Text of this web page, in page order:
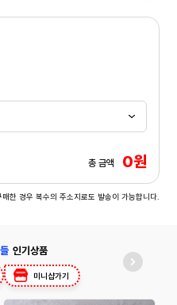
총 금액 0원
한 경우 복수의 주소지로도 발송이 가능합니다.
인기상품
미니샵가기